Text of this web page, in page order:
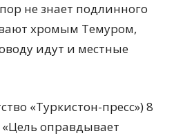
не знает подлинного
хромым Темуром,
идут и местные
«Туркистон-пресс») 8
оправдывает